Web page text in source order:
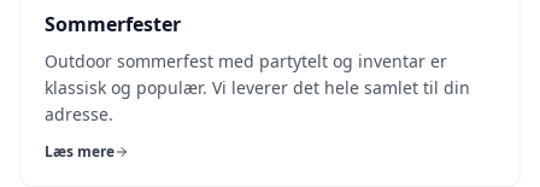
Sommerfester
Outdoor sommerfest med partytelt og inventar er
klassisk og populær. Vi leverer det hele samlet til din
adresse.
Læs mere